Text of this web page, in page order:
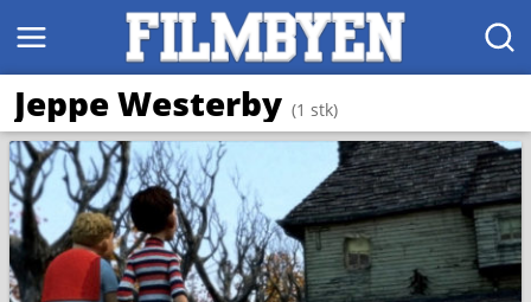
MENY SØK
Jeppe Westerby (1 stk)